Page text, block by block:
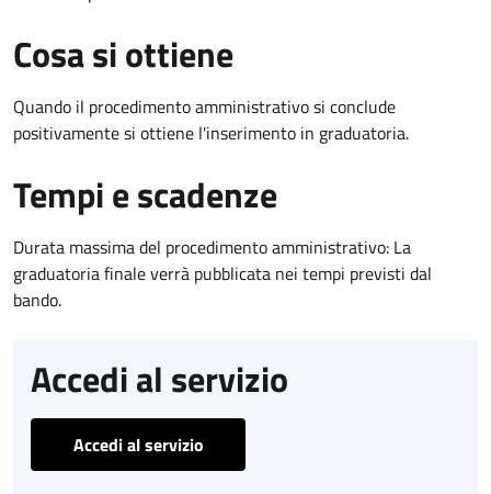
Cosa si ottiene
Quando il procedimento amministrativo si conclude
positivamente si ottiene l'inserimento in graduatoria.
Tempi e scadenze
Durata massima del procedimento amministrativo: La
graduatoria finale verrà pubblicata nei tempi previsti dal
bando.
Accedi al servizio
Accedi al servizio